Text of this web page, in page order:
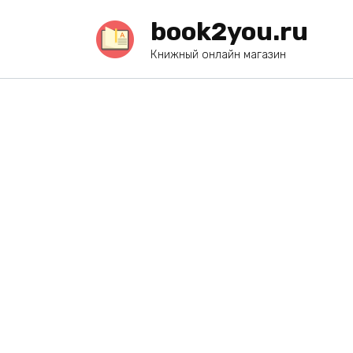
book2you.ru
Книжный онлайн магазин